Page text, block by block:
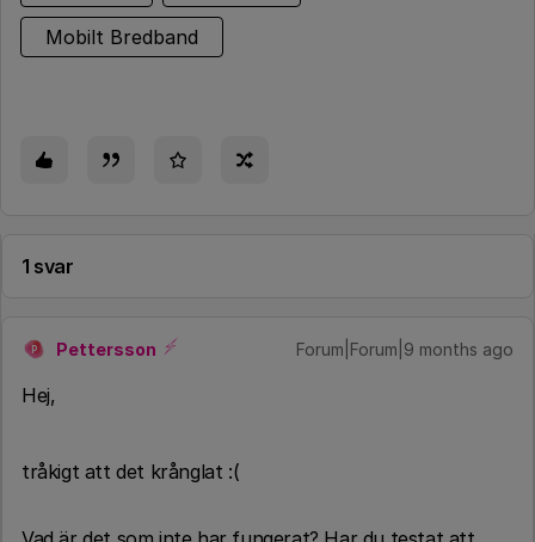
Mobilt Bredband
1 svar
P Pettersson Forum|Forum|9 months ago
​Hej,
tråkigt att det krånglat :(